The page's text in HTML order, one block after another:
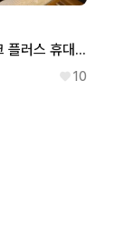
보스 사운드링크 플러스 휴대용 스피커 오렌지
10